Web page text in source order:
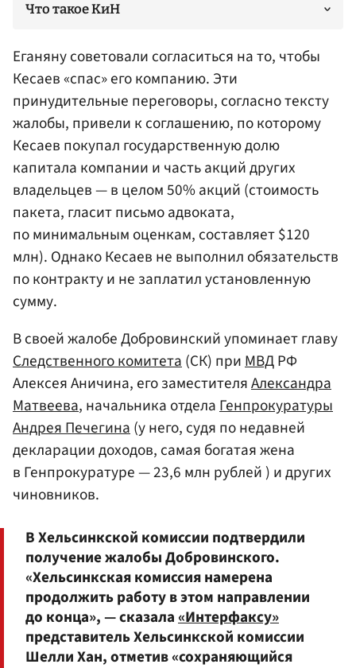
Что такое КиН
Еганяну советовали согласиться на то, чтобы
Кесаев «спас» его компанию. Эти
принудительные переговоры, согласно тексту
жалобы, привели к соглашению, по которому
Кесаев покупал государственную долю
капитала компании и часть акций других
владельцев — в целом 50% акций (стоимость
пакета, гласит письмо адвоката,
по минимальным оценкам, составляет $120
млн). Однако Кесаев не выполнил обязательств
по контракту и не заплатил установленную
сумму.
В своей жалобе Добровинский упоминает главу
Следственного комитета(СК) приМВДРФ
Алексея Аничина, его заместителяАлександра
Матвеева, начальника отделаГенпрокуратуры
Андрея Печегина(у него, судя по недавней
декларации доходов, самая богатая жена
в Генпрокуратуре — 23,6 млн рублей ) и других
чиновников.
В Хельсинкской комиссии подтвердили
получение жалобы Добровинского.
«Хельсинкская комиссия намерена
продолжить работу в этом направлении
до конца», — сказала«Интерфаксу»
представитель Хельсинкской комиссии
Шелли Хан, отметив «сохраняющийся